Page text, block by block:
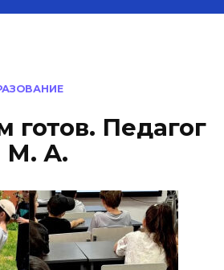
готов. Педагог
М. А.